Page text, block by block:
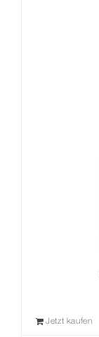
Jetzt kaufen